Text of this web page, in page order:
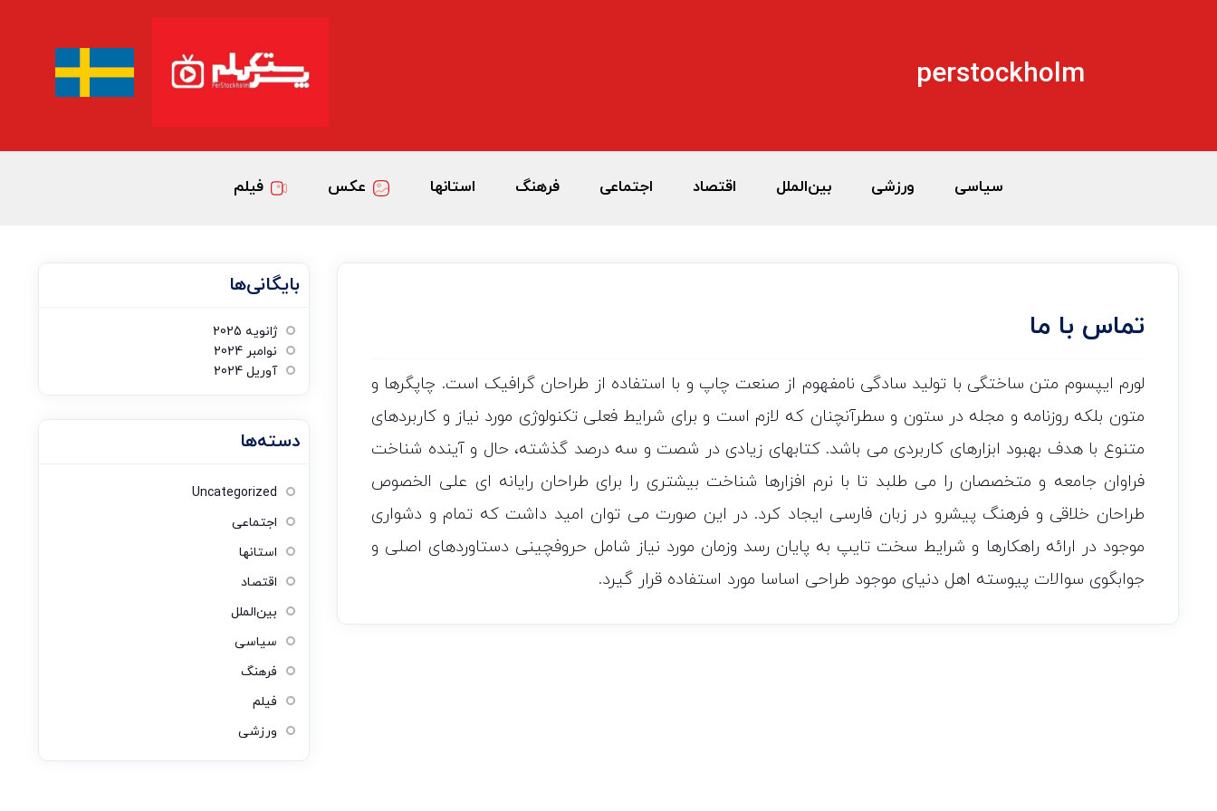
perstockholm
سیاسی ورزشی بین‌الملل اقتصاد اجتماعی فرهنگ استانها عکس فیلم
تماس با ما
لورم ایپسوم متن ساختگی با تولید سادگی نامفهوم از صنعت چاپ و با استفاده از طراحان گرافیک است. چاپگرها و
متون بلکه روزنامه و مجله در ستون و سطرآنچنان که لازم است و برای شرایط فعلی تکنولوژی مورد نیاز و کاربردهای
متنوع با هدف بهبود ابزارهای کاربردی می باشد. کتابهای زیادی در شصت و سه درصد گذشته، حال و آینده شناخت
فراوان جامعه و متخصصان را می طلبد تا با نرم افزارها شناخت بیشتری را برای طراحان رایانه ای علی الخصوص
طراحان خلاقی و فرهنگ پیشرو در زبان فارسی ایجاد کرد. در این صورت می توان امید داشت که تمام و دشواری
موجود در ارائه راهکارها و شرایط سخت تایپ به پایان رسد وزمان مورد نیاز شامل حروفچینی دستاوردهای اصلی و
جوابگوی سوالات پیوسته اهل دنیای موجود طراحی اساسا مورد استفاده قرار گیرد.
بایگانی‌ها
ژانویه 2025
نوامبر 2024
آوریل 2024
دسته‌ها
Uncategorized
اجتماعی
استانها
اقتصاد
بین‌الملل
سیاسی
فرهنگ
فیلم
ورزشی